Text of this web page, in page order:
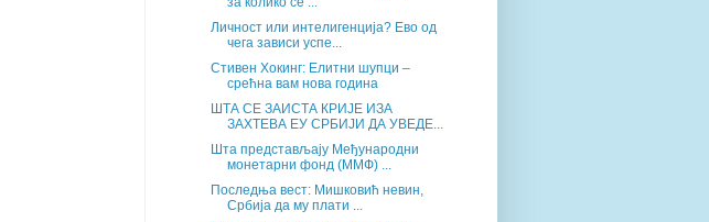
Личност или интелигенција? Ево од
чега зависи успе...
Стивен Хокинг: Елитни шупци –
срећна вам нова година
ШТА СЕ ЗАИСТА КРИЈЕ ИЗА
ЗАХТЕВА ЕУ СРБИЈИ ДА УВЕДЕ...
Шта представљају Међународни
монетарни фонд (ММФ) ...
Последња вест: Мишковић невин,
Србија да му плати ...